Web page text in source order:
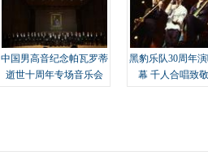
中国男高音纪念帕瓦罗蒂
逝世十周年专场音乐会
黑豹乐队30周年
幕 千人合唱致